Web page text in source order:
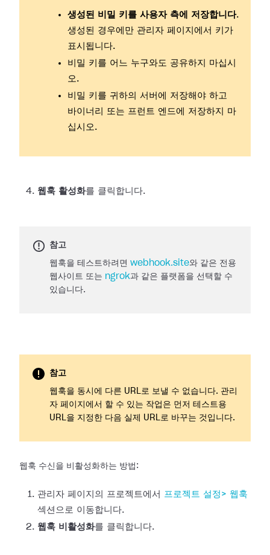
생성된 비밀 키를 사용자 측에 저장합니다.
생성된 경우에만 관리자 페이지에서 키가
표시됩니다.
비밀 키를 어느 누구와도 공유하지 마십시
오.
비밀 키를 귀하의 서버에 저장해야 하고
바이너리 또는 프런트 엔드에 저장하지 마
십시오.
웹훅 활성화를 클릭합니다.
참고
웹훅을 테스트하려면 webhook.site와 같은 전용
웹사이트 또는 ngrok과 같은 플랫폼을 선택할 수
있습니다.
참고
웹훅을 동시에 다른 URL로 보낼 수 없습니다. 관리
자 페이지에서 할 수 있는 작업은 먼저 테스트용
URL을 지정한 다음 실제 URL로 바꾸는 것입니다.
웹훅 수신을 비활성화하는 방법:
관리자 페이지의 프로젝트에서 프로젝트 설정> 웹훅
섹션으로 이동합니다.
웹훅 비활성화를 클릭합니다.